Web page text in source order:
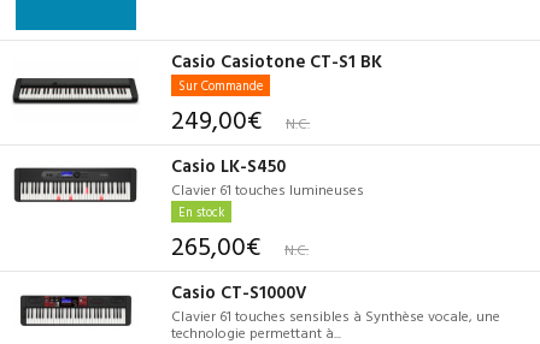
Casio Casiotone CT-S1 BK
Sur Commande
249,00€ N.C.
Casio LK-S450
Clavier 61 touches lumineuses
En stock
265,00€ N.C.
Casio CT-S1000V
Clavier 61 touches sensibles à Synthèse vocale, une
technologie permettant à...